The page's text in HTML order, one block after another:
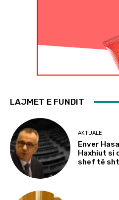
LAJMET E FUNDIT
AKTUALE
Enver
Haxhiut si
shef të